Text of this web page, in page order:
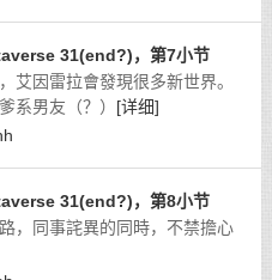
31(end?)，第7小节
艾因雷拉會發現很多新世界。
系男友（？） [详细]
31(end?)，第8小节
，同事詫異的同時，不禁擔心